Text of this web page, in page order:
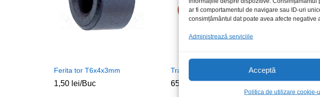
ar fi comportamentul de navigare sau ID-uri
consimțământul dat poate avea afecte negative
Administrează serviciile
Acceptă
Politica de utilizare cookie-
Ferita tor T6x4x3mm
1,50 lei/Buc
Traf 2x12Vac 3A 36VA tole
65,00lei/Buc 58,00lei